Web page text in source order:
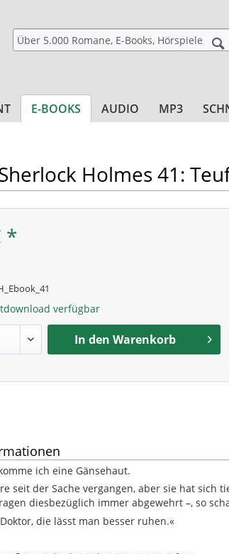
E-BOOKS AUDIO MP3
Holmes 41:
*
verfügbar
In den Warenkorb
ich eine Gänsehaut.
seit der Sache vergangen, aber sie hat
diesbezüglich immer abgewehrt –, so
die lässt man besser ruhen.«